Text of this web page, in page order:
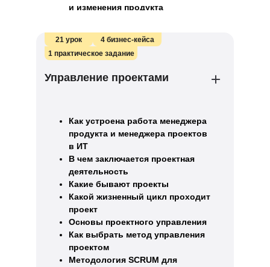
и изменения продукта
21 урок
4 бизнес-кейса
1 практическое задание
Управление проектами
Как устроена работа менеджера
продукта и менеджера проектов
в ИТ
В чем заключается проектная
деятельность
Какие бывают проекты
Какой жизненный цикл проходит
проект
Основы проектного управления
Как выбрать метод управления
проектом
Методология SCRUM для